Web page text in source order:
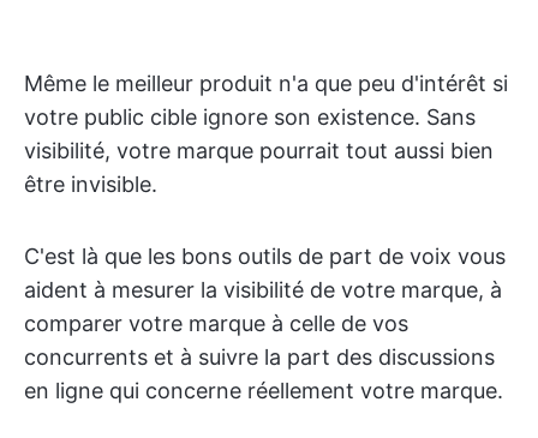
Même le meilleur produit n'a que peu d'intérêt si
votre public cible ignore son existence. Sans
visibilité, votre marque pourrait tout aussi bien
être invisible.
C'est là que les bons outils de part de voix vous
aident à mesurer la visibilité de votre marque, à
comparer votre marque à celle de vos
concurrents et à suivre la part des discussions
en ligne qui concerne réellement votre marque.